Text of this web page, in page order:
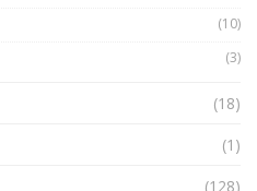
(10)
(3)
(18)
(1)
(128)